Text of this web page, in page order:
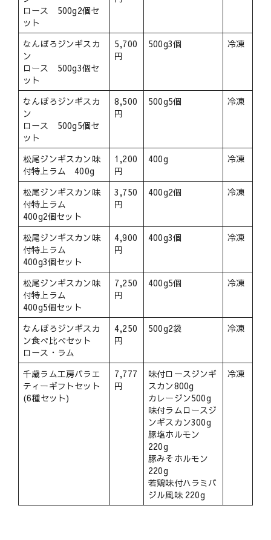
ロース 500g2個セ
ット
なんぽろジンギスカ
ン
ロース 500g3個セ
ット
5,700
円
500g3個 冷凍
なんぽろジンギスカ
ン
ロース 500g5個セ
ット
8,500
円
500g5個 冷凍
松尾ジンギスカン味
付特上ラム 400g
1,200
円
400g 冷凍
松尾ジンギスカン味
付特上ラム
400g2個セット
3,750
円
400g2個 冷凍
松尾ジンギスカン味
付特上ラム
400g3個セット
4,900
円
400g3個 冷凍
松尾ジンギスカン味
付特上ラム
400g5個セット
7,250
円
400g5個 冷凍
なんぽろジンギスカ
ン食べ比べセット
ロース・ラム
4,250
円
500g2袋 冷凍
千歳ラム工房バラエ
ティーギフトセット
(6種セット)
7,777
円
味付ロースジンギ
スカン800g
カレージン500g
味付ラムロースジ
ンギスカン300g
豚塩ホルモン
220g
豚みそホルモン
220g
若鶏味付ハラミバ
ジル風味 220g
冷凍